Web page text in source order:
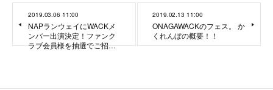
2019.03.06 11:00
NAPランウェイにWACKメ
ンバー出演決定！ファンク
ラブ会員様を抽選でご招…
2019.02.13 11:00
ONAGAWACKのフェス。 か
くれんぼの概要！！